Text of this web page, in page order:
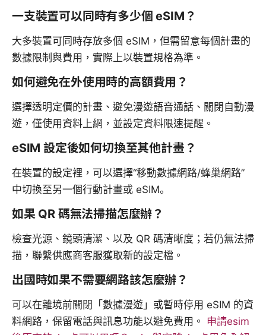
一支裝置可以同時有多少個 eSIM？
大多裝置可同時存放多個 eSIM，但需留意每個計畫的
數據限制與費用，實際上以裝置規格為準。
如何避免在外使用時的高額費用？
選擇透明定價的計畫、避免漫遊語音通話、關閉自動漫
遊，僅使用資料上網，並設定資料限速提醒。
eSIM 設定後如何切換至其他計畫？
在裝置的設定裡，可以選擇“移動數據網路/蜂巢網路”
中切換至另一個行動計畫或 eSIM。
如果 QR 碼無法掃描怎麼辦？
檢查光源、鏡頭清潔、以及 QR 碼清晰度；若仍無法掃
描，聯繫供應商客服獲取新的設定檔。
出國時如果不需要網路該怎麼辦？
可以在離境前關閉「數據漫遊」或暫時停用 eSIM 的資
料網路，保留電話與訊息功能以避免費用。 申請esim